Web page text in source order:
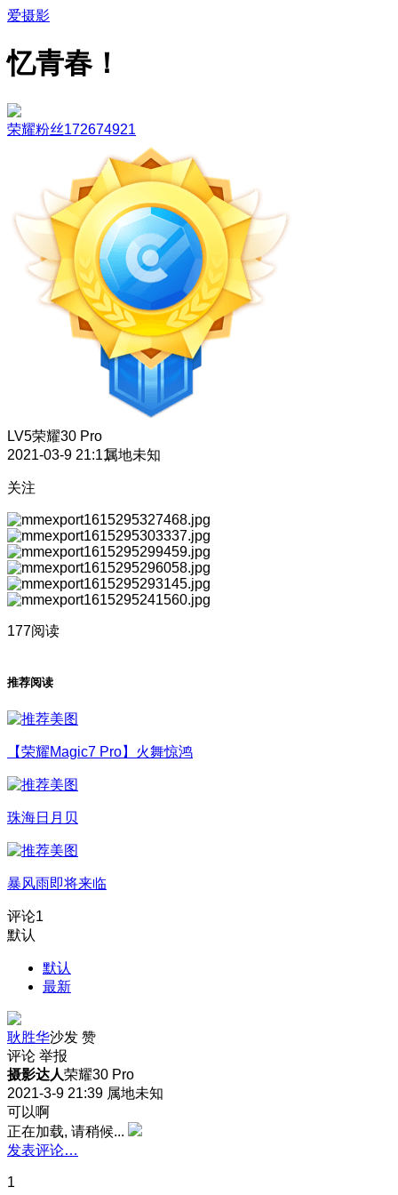
爱摄影
忆青春！
荣耀粉丝172674921
LV5荣耀30 Pro
2021-03-9 21:11属地未知
关注
177阅读
推荐阅读
【荣耀Magic7 Pro】火舞惊鸿
珠海日月贝
暴风雨即将来临
评论1
默认
默认
最新
耿胜华沙发 赞
评论 举报
摄影达人荣耀30 Pro
2021-3-9 21:39 属地未知
可以啊
正在加载, 请稍候...
发表评论…
1